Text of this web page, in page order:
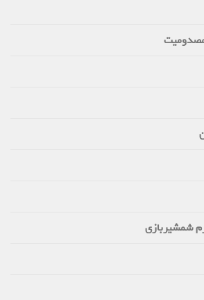
شمشیربازی